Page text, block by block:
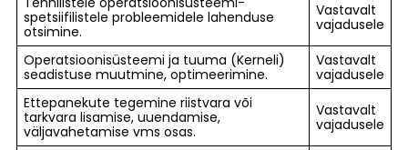
spetsiifilistele probleemidele lahenduse
otsimine.
Vastavalt
vajadusele
Operatsioonisüsteemi ja tuuma (Kerneli)
seadistuse muutmine, optimeerimine.
Vastavalt
vajadusele
Ettepanekute tegemine riistvara või
tarkvara lisamise, uuendamise,
väljavahetamise vms osas.
Vastavalt
vajadusele